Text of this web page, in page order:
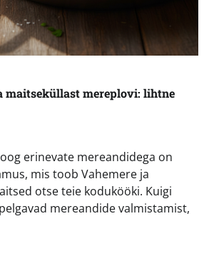
maitseküllast mereplovi: lihtne
erinevate mereandidega on
mis toob Vahemere ja
otse teie kodukööki. Kuigi
mereandide valmistamist,